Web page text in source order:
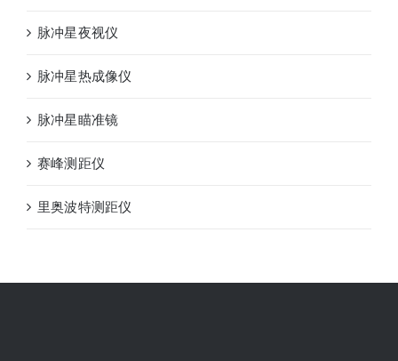
脉冲星夜视仪
脉冲星热成像仪
脉冲星瞄准镜
赛峰测距仪
里奥波特测距仪